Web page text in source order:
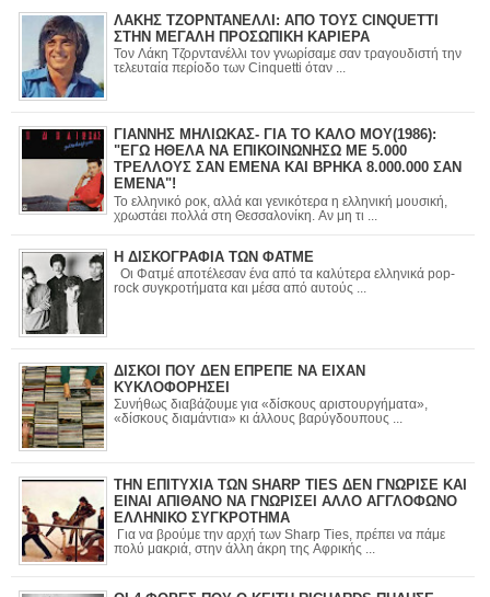
ΛΑΚΗΣ ΤΖΟΡΝΤΑΝΕΛΛΙ: ΑΠΟ ΤΟΥΣ CINQUETTI
ΣΤΗΝ ΜΕΓΑΛΗ ΠΡΟΣΩΠΙΚΗ ΚΑΡΙΕΡΑ
Τον Λάκη Τζορντανέλλι τον γνωρίσαμε σαν τραγουδιστή την
τελευταία περίοδο των Cinquetti όταν ...
ΓΙΑΝΝΗΣ ΜΗΛΙΩΚΑΣ- ΓΙΑ ΤΟ ΚΑΛΟ ΜΟΥ(1986):
"ΕΓΩ ΗΘΕΛΑ ΝΑ ΕΠΙΚΟΙΝΩΝΗΣΩ ΜΕ 5.000
ΤΡΕΛΛΟΥΣ ΣΑΝ ΕΜΕΝΑ ΚΑΙ ΒΡΗΚΑ 8.000.000 ΣΑΝ
ΕΜΕΝΑ"!
Το ελληνικό ροκ, αλλά και γενικότερα η ελληνική μουσική,
χρωστάει πολλά στη Θεσσαλονίκη. Αν μη τι ...
Η ΔΙΣΚΟΓΡΑΦΙΑ ΤΩΝ ΦΑΤΜΕ
Οι Φατμέ αποτέλεσαν ένα από τα καλύτερα ελληνικά pop-
rock συγκροτήματα και μέσα από αυτούς ...
ΔΙΣΚΟΙ ΠΟΥ ΔΕΝ ΕΠΡΕΠΕ ΝΑ ΕΙΧΑΝ
ΚΥΚΛΟΦΟΡΗΣΕΙ
Συνήθως διαβάζουμε για «δίσκους αριστουργήματα»,
«δίσκους διαμάντια» κι άλλους βαρύγδουπους ...
ΤΗΝ ΕΠΙΤΥΧΙΑ ΤΩΝ SHARP TIES ΔΕΝ ΓΝΩΡΙΣΕ ΚΑΙ
ΕΙΝΑΙ ΑΠΙΘΑΝΟ ΝΑ ΓΝΩΡΙΣΕΙ ΑΛΛΟ ΑΓΓΛΟΦΩΝΟ
ΕΛΛΗΝΙΚΟ ΣΥΓΚΡΟΤΗΜΑ
Για να βρούμε την αρχή των Sharp Ties, πρέπει να πάμε
πολύ μακριά, στην άλλη άκρη της Αφρικής ...